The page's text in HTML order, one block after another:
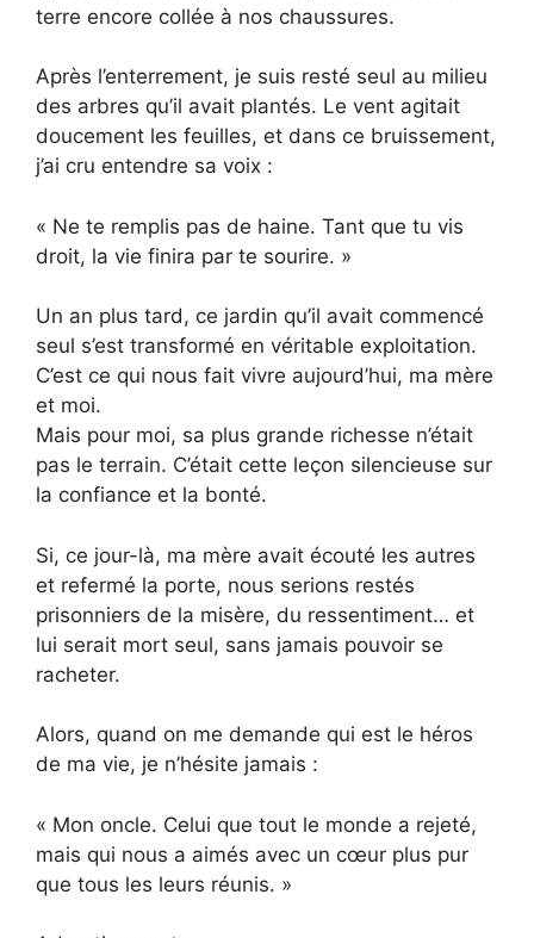
terre encore collée à nos chaussures.
Après l’enterrement, je suis resté seul au milieu
des arbres qu’il avait plantés. Le vent agitait
doucement les feuilles, et dans ce bruissement,
j’ai cru entendre sa voix :
« Ne te remplis pas de haine. Tant que tu vis
droit, la vie finira par te sourire. »
Un an plus tard, ce jardin qu’il avait commencé
seul s’est transformé en véritable exploitation.
C’est ce qui nous fait vivre aujourd’hui, ma mère
et moi.
Mais pour moi, sa plus grande richesse n’était
pas le terrain. C’était cette leçon silencieuse sur
la confiance et la bonté.
Si, ce jour-là, ma mère avait écouté les autres
et refermé la porte, nous serions restés
prisonniers de la misère, du ressentiment… et
lui serait mort seul, sans jamais pouvoir se
racheter.
Alors, quand on me demande qui est le héros
de ma vie, je n’hésite jamais :
« Mon oncle. Celui que tout le monde a rejeté,
mais qui nous a aimés avec un cœur plus pur
que tous les leurs réunis. »